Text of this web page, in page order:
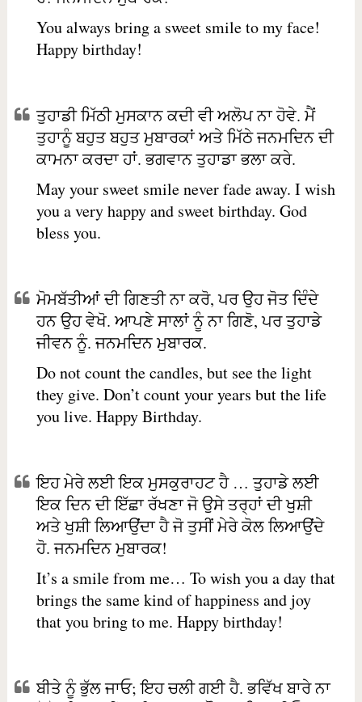
You always bring a sweet smile to my face!
Happy birthday!
ਤੁਹਾਡੀ ਮਿੱਠੀ ਮੁਸਕਾਨ ਕਦੀ ਵੀ ਅਲੋਪ ਨਾ ਹੋਵੇ. ਮੈਂ
ਤੁਹਾਨੂੰ ਬਹੁਤ ਬਹੁਤ ਮੁਬਾਰਕਾਂ ਅਤੇ ਮਿੱਠੇ ਜਨਮਦਿਨ ਦੀ
ਕਾਮਨਾ ਕਰਦਾ ਹਾਂ. ਭਗਵਾਨ ਤੁਹਾਡਾ ਭਲਾ ਕਰੇ.
May your sweet smile never fade away. I wish
you a very happy and sweet birthday. God
bless you.
ਮੋਮਬੱਤੀਆਂ ਦੀ ਗਿਣਤੀ ਨਾ ਕਰੋ, ਪਰ ਉਹ ਜੋਤ ਦਿੰਦੇ
ਹਨ ਉਹ ਵੇਖੋ. ਆਪਣੇ ਸਾਲਾਂ ਨੂੰ ਨਾ ਗਿਣੋ, ਪਰ ਤੁਹਾਡੇ
ਜੀਵਨ ਨੂੰ. ਜਨਮਦਿਨ ਮੁਬਾਰਕ.
Do not count the candles, but see the light
they give. Don’t count your years but the life
you live. Happy Birthday.
ਇਹ ਮੇਰੇ ਲਈ ਇਕ ਮੁਸਕੁਰਾਹਟ ਹੈ … ਤੁਹਾਡੇ ਲਈ
ਇਕ ਦਿਨ ਦੀ ਇੱਛਾ ਰੱਖਣਾ ਜੋ ਉਸੇ ਤਰ੍ਹਾਂ ਦੀ ਖੁਸ਼ੀ
ਅਤੇ ਖੁਸ਼ੀ ਲਿਆਉਂਦਾ ਹੈ ਜੋ ਤੁਸੀਂ ਮੇਰੇ ਕੋਲ ਲਿਆਉਂਦੇ
ਹੋ. ਜਨਮਦਿਨ ਮੁਬਾਰਕ!
It’s a smile from me… To wish you a day that
brings the same kind of happiness and joy
that you bring to me. Happy birthday!
ਬੀਤੇ ਨੂੰ ਭੁੱਲ ਜਾਓ; ਇਹ ਚਲੀ ਗਈ ਹੈ. ਭਵਿੱਖ ਬਾਰੇ ਨਾ